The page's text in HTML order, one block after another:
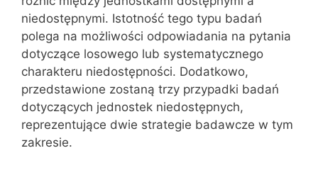
niedostępnymi. Istotność tego typu badań
polega na możliwości odpowiadania na pytania
dotyczące losowego lub systematycznego
charakteru niedostępności. Dodatkowo,
przedstawione zostaną trzy przypadki badań
dotyczących jednostek niedostępnych,
reprezentujące dwie strategie badawcze w tym
zakresie.